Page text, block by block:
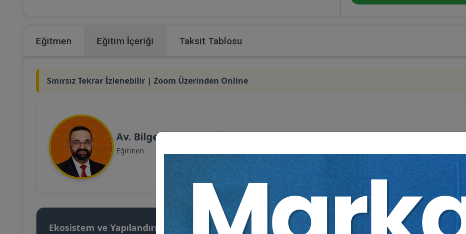
Eğitmen Eğitim İçeriği Taksit Tablosu
Sınırsız Tekrar İzlenebilir | Zoom Üzerinden Online
Av. Bilgehan Burak TÜRKMEN
Eğitmen
Ekosistem ve Yapılandırma 1. GÜN | 2 Mayıs 2026 Regülasyon, Uyum ve Exit